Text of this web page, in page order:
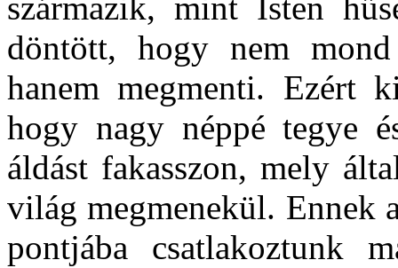
döntött, hogy nem
hanem megmenti. Ezért
hogy nagy néppé tegye
áldást fakasszon, mely
világ megmenekül. Ennek
pontjába csatlakoztunk